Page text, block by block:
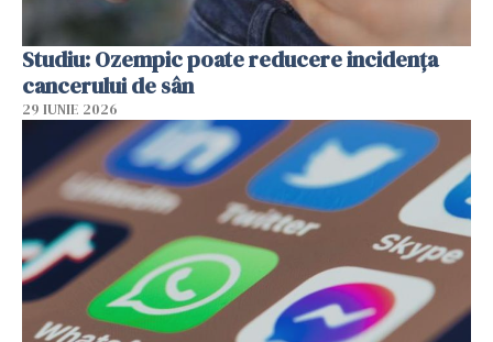
Studiu: Ozempic poate reducere incidența
cancerului de sân
29 IUNIE 2026